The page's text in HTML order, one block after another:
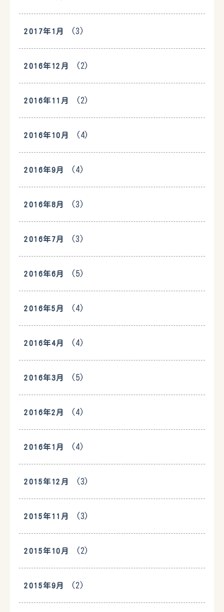
2017年1月 (3)
2016年12月 (2)
2016年11月 (2)
2016年10月 (4)
2016年9月 (4)
2016年8月 (3)
2016年7月 (3)
2016年6月 (5)
2016年5月 (4)
2016年4月 (4)
2016年3月 (5)
2016年2月 (4)
2016年1月 (4)
2015年12月 (3)
2015年11月 (3)
2015年10月 (2)
2015年9月 (2)